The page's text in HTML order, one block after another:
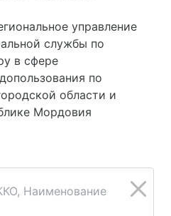
офис 35
426006, РОССИЯ, Респ
Удмуртская, г Ижевск,
ул. Восьмая, д.15 офис
35
440032, РОССИЯ, обл
управление
службы по
в сфере
по
области и
Мордовия
Наименование